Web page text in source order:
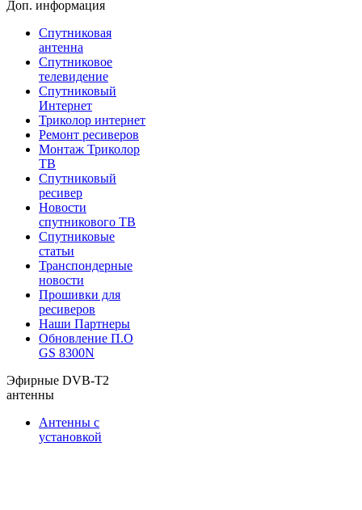
Доп. информация
Спутниковая
антенна
Спутниковое
телевидение
Спутниковый
Интернет
Триколор интернет
Ремонт ресиверов
Монтаж Триколор
ТВ
Спутниковый
ресивер
Новости
спутникового ТВ
Спутниковые
статьи
Транспондерные
новости
Прошивки для
ресиверов
Наши Партнеры
Обновление П.О
GS 8300N
Эфирные DVB-T2
антенны
Антенны с
установкой